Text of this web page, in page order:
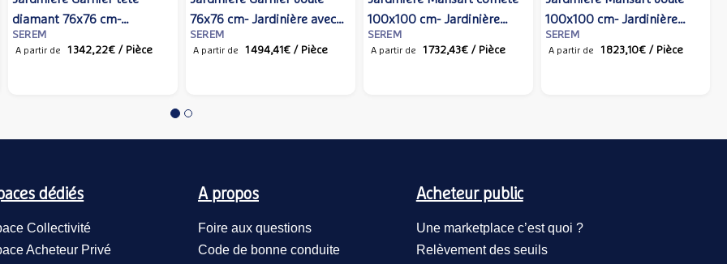
avec
recyclé,
/ Pièce
100x100 cm- Jardinière
monocolore, ossature et bac
A partir de 1 732,43€ / Pièce
100x100 cm- Jardinière
monocolore, ossature et bac
A partir de 1 823,10€ / Pièce
78x78 cm- Jardinière
monocolore, ossature et
A partir de 905,07€ / Pièce
78x78 cm- Jardinière
A partir de 1 018,41€
dédiés
Collectivité
Acheteur Privé
A propos
Foire aux questions
Code de bonne conduite
Acheteur public
Une marketplace c’est quoi ?
Relèvement des seuils